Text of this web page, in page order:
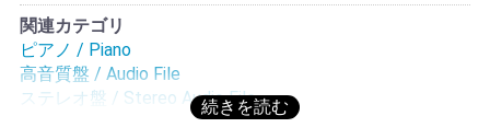
S.558/12で表記されるシューベルト=リスト「アヴェ・マ
リア」もある。それはシューベルトの有名な歌曲「アヴ
ェ・マリア (エレンの歌 第3番) D.839」をリストがピアノ
独奏編曲したものだが、ここではその「シューベルトの
アヴェ・マリア」ではない。ルディというピアニストは
関連カテゴリ
ピアノ / Piano
高音質盤 / Audio File
ステレオ盤 / Stereo Audio File